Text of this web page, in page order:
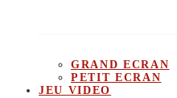
GRAND ECRAN
PETIT ECRAN
JEU VIDEO